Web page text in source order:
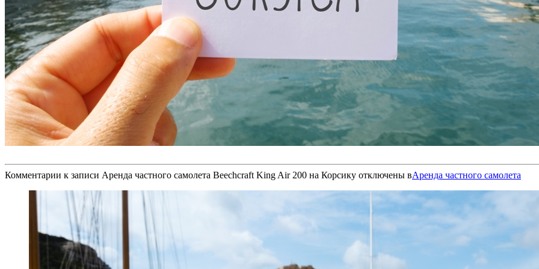
Комментарии к записи Аренда частного самолета Beechcraft King Air 200 на Корсику отключены вАренда частного самолета